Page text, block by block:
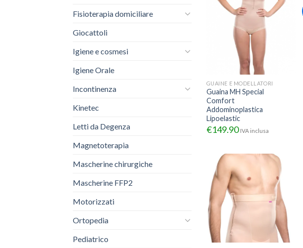
Fisioterapia domiciliare
Giocattoli
Igiene e cosmesi
Igiene Orale
Incontinenza
Kinetec
Letti da Degenza
Magnetoterapia
Mascherine chirurgiche
Mascherine FFP2
Motorizzati
Ortopedia
Pediatrico
GUAINE E MODELLATORI
Guaina MH Special
Comfort
Addominoplastica
Lipoelastic
€149.90 IVA inclusa